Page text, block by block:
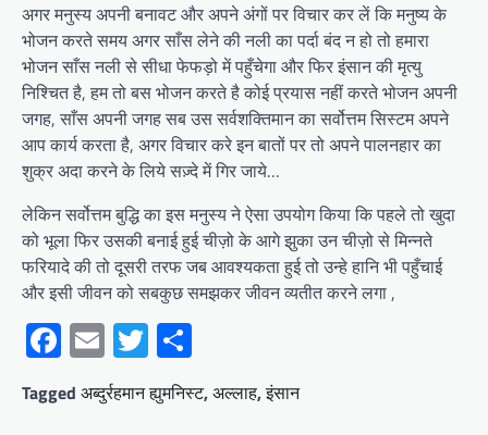
अगर मनुस्य अपनी बनावट और अपने अंगों पर विचार कर लें कि मनुष्य के
भोजन करते समय अगर साँस लेने की नली का पर्दा बंद न हो तो हमारा
भोजन साँस नली से सीधा फेफड़ो में पहुँचेगा और फिर इंसान की मृत्यु
निश्चित है, हम तो बस भोजन करते है कोई प्रयास नहीं करते भोजन अपनी
जगह, साँस अपनी जगह सब उस सर्वशक्तिमान का सर्वोत्तम सिस्टम अपने
आप कार्य करता है, अगर विचार करे इन बातों पर तो अपने पालनहार का
शुक्र अदा करने के लिये सज़्दे में गिर जाये…
लेकिन सर्वोत्तम बुद्धि का इस मनुस्य ने ऐसा उपयोग किया कि पहले तो खुदा
को भूला फिर उसकी बनाई हुई चीज़ो के आगे झुका उन चीज़ो से मिन्नते
फरियादे की तो दूसरी तरफ जब आवश्यकता हुई तो उन्हे हानि भी पहुँचाई
और इसी जीवन को सबकुछ समझकर जीवन व्यतीत करने लगा ,
Facebook
EmailTwitter
Tagged अब्दुर्रहमान ह्युमनिस्ट,अल्लाह,इंसान